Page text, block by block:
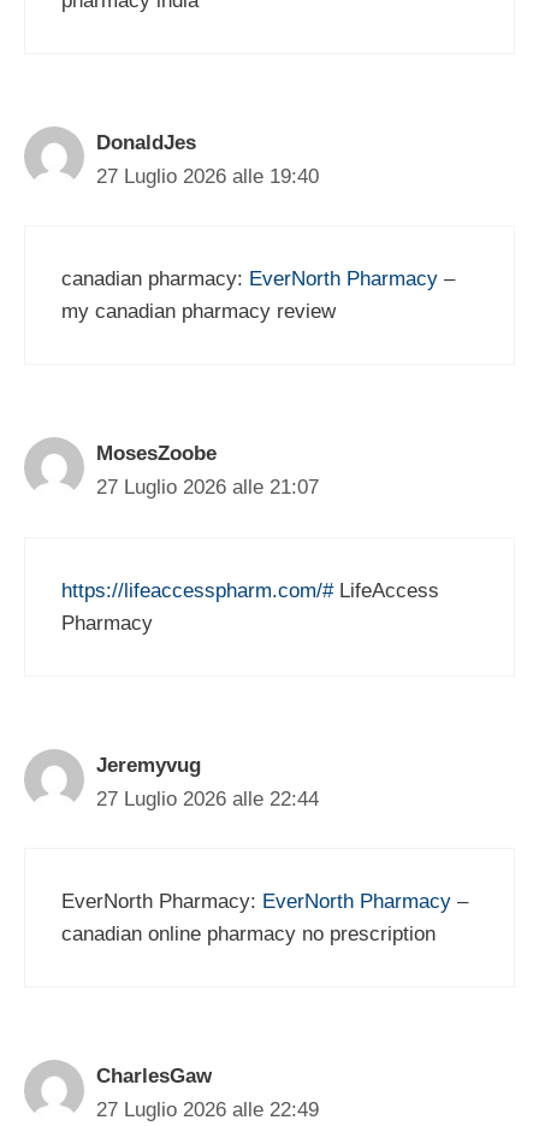
DonaldJes
27 Luglio 2026 alle 19:40
canadian pharmacy: EverNorth Pharmacy –
my canadian pharmacy review
MosesZoobe
27 Luglio 2026 alle 21:07
https://lifeaccesspharm.com/#LifeAccess
Pharmacy
Jeremyvug
27 Luglio 2026 alle 22:44
EverNorth Pharmacy: EverNorth Pharmacy –
canadian online pharmacy no prescription
CharlesGaw
27 Luglio 2026 alle 22:49